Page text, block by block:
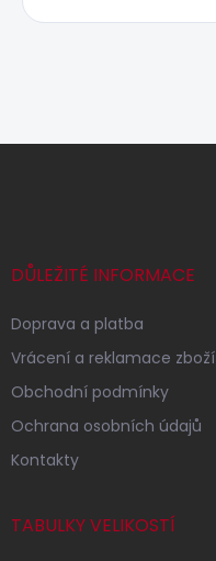
Z
DŮLEŽITÉ INFORMACE
Doprava a platba
Vrácení a reklamace zboží
Obchodní podmínky
Ochrana osobních údajů
Kontakty
TABULKY VELIKOSTÍ